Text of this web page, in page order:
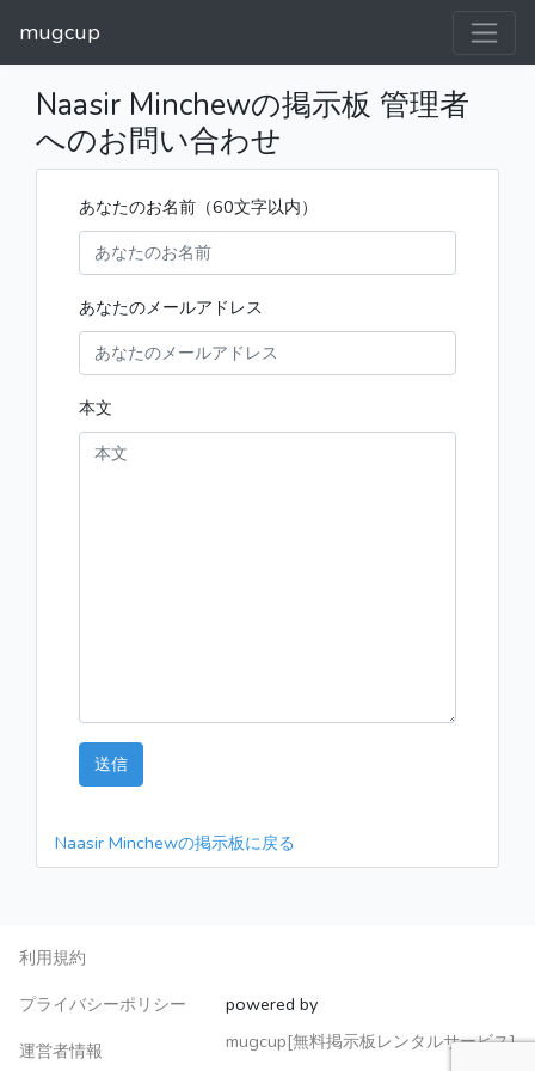
mugcup
Naasir Minchewの掲示板 管理者
へのお問い合わせ
あなたのお名前（60文字以内）
あなたのメールアドレス
本文
送信
Naasir Minchewの掲示板に戻る
利用規約
プライバシーポリシー
運営者情報
powered by
mugcup[無料掲示板レンタルサービス]